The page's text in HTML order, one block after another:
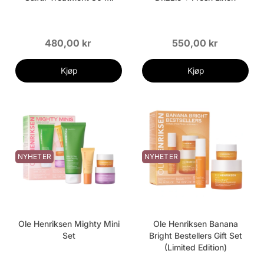
480,00 kr
Kjøp
550,00 kr
Kjøp
NYHETER
Ole Henriksen Mighty Mini
Set
NYHETER
Ole Henriksen Banana
Bright Bestellers Gift Set
(Limited Edition)